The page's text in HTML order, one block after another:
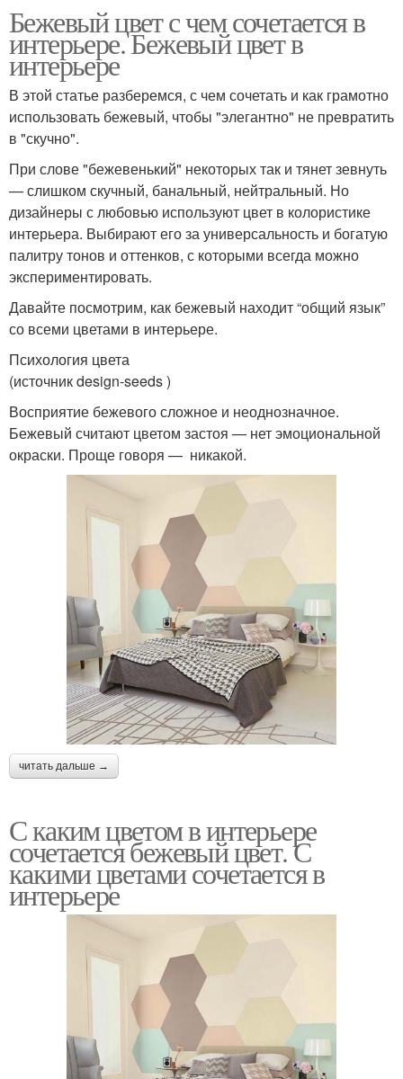
Бежевый цвет с чем сочетается в
интерьере. Бежевый цвет в
интерьере
В этой статье разберемся, с чем сочетать и как грамотно
использовать бежевый, чтобы "элегантно" не превратить
в "скучно".
При слове "бежевенький" некоторых так и тянет зевнуть
— слишком скучный, банальный, нейтральный. Но
дизайнеры с любовью используют цвет в колористике
интерьера. Выбирают его за универсальность и богатую
палитру тонов и оттенков, с которыми всегда можно
экспериментировать.
Давайте посмотрим, как бежевый находит “общий язык”
со всеми цветами в интерьере.
Психология цвета
(источник design-seeds )
Восприятие бежевого сложное и неоднозначное.
Бежевый считают цветом застоя — нет эмоциональной
окраски. Проще говоря — никакой.
читать дальше →
С каким цветом в интерьере
сочетается бежевый цвет. С
какими цветами сочетается в
интерьере